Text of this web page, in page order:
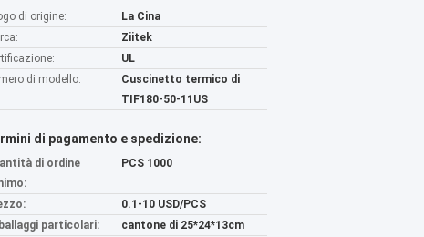
di origine:
La Cina
Ziitek
UL
di modello:
Cuscinetto termico di
TIF180-50-11US
di pagamento e spedizione:
di ordine
PCS 1000
0.1-10 USD/PCS
particolari:
cantone di 25*24*13cm